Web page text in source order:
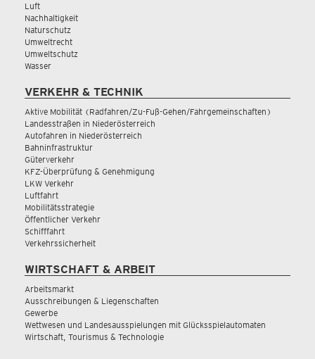
Luft
Nachhaltigkeit
Naturschutz
Umweltrecht
Umweltschutz
Wasser
VERKEHR & TECHNIK
Aktive Mobilität (Radfahren/Zu-Fuß-Gehen/Fahrgemeinschaften)
Landesstraßen in Niederösterreich
Autofahren in Niederösterreich
Bahninfrastruktur
Güterverkehr
KFZ-Überprüfung & Genehmigung
LKW Verkehr
Luftfahrt
Mobilitätsstrategie
Öffentlicher Verkehr
Schifffahrt
Verkehrssicherheit
WIRTSCHAFT & ARBEIT
Arbeitsmarkt
Ausschreibungen & Liegenschaften
Gewerbe
Wettwesen und Landesausspielungen mit Glücksspielautomaten
Wirtschaft, Tourismus & Technologie